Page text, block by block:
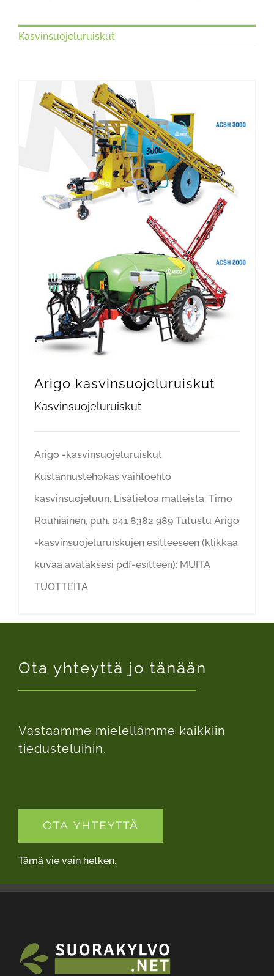
Kasvinsuojeluruiskut
Arigo kasvinsuojeluruiskut
Kasvinsuojeluruiskut
Arigo -kasvinsuojeluruiskut
Kustannustehokas vaihtoehto
kasvinsuojeluun. Lisätietoa malleista: Timo
Rouhiainen, puh. 041 8382 989 Tutustu Arigo
-kasvinsuojeluruiskujen esitteeseen (klikkaa
kuvaa avataksesi pdf-esitteen): MUITA
TUOTTEITA
Ota yhteyttä jo tänään
Vastaamme mielellämme kaikkiin
tiedusteluihin.
OTA YHTEYTTÄ
Tämä vie vain hetken.